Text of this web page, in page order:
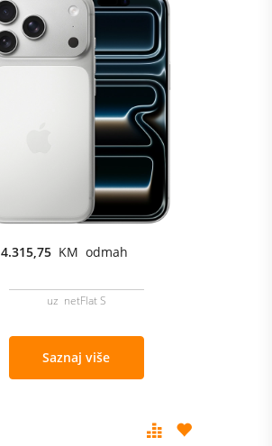
4.315,75 KM odmah
uz netFlat S
Saznaj više